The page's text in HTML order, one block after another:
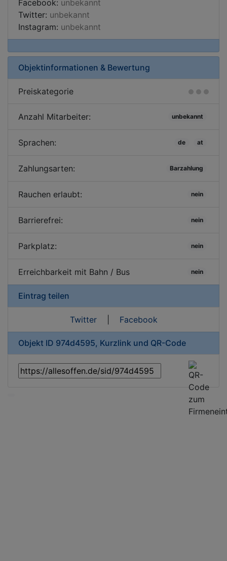
Facebook: unbekannt
Twitter: unbekannt
Instagram: unbekannt
Objektinformationen & Bewertung
Preiskategorie
Anzahl Mitarbeiter: unbekannt
Sprachen: de at
Zahlungsarten: Barzahlung
Rauchen erlaubt: nein
Barrierefrei: nein
Parkplatz: nein
Erreichbarkeit mit Bahn / Bus nein
Eintrag teilen
Twitter| Facebook
Objekt ID 974d4595, Kurzlink und QR-Code